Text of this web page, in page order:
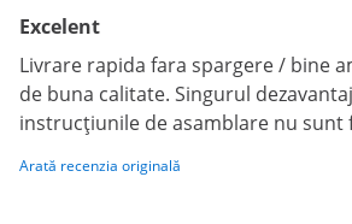
Excelent
Livrare rapida fara spargere / bine
de buna calitate. Singurul
instrucțiunile de asamblare nu sunt
Arată recenzia originală